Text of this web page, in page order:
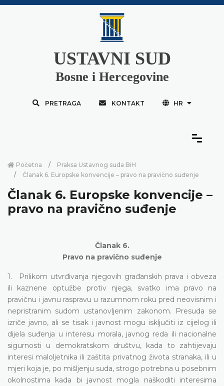
USTAVNI SUD
Bosne i Hercegovine
PRETRAGA KONTAKT HR
Početna
Praksa Ustavnog suda BiH
Članak 6. Europske konvencije – pravo na pravično suđenje
Članak 6. Europske konvencije –
pravo na pravično suđenje
Članak 6.
Pravo na pravično suđenje
1. Prilikom utvrđivanja njegovih građanskih prava i obveza
ili kaznene optužbe protiv njega, svatko ima pravo na
pravičnu i javnu raspravu u razumnom roku pred neovisnim i
nepristranim sudom ustanovljenim zakonom. Presuda se
izriče javno, ali se tisak i javnost mogu isključiti iz cijelog ili
dijela suđenja u interesu morala, javnog reda ili nacionalne
sigurnosti u demokratskom društvu, kada to zahtijevaju
interesi maloljetnika ili zaštita privatnog života stranaka, ili u
mjeri koja je, po mišljenju suda, strogo potrebna u posebnim
okolnostima kada bi javnost mogla naškoditi interesima